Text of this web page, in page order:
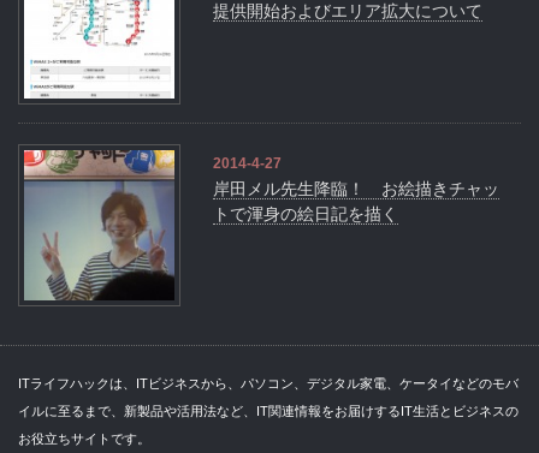
提供開始およびエリア拡大について
2014-4-27
岸田メル先生降臨！ お絵描きチャッ
トで渾身の絵日記を描く
ITライフハックは、ITビジネスから、パソコン、デジタル家電、ケータイなどのモバ
イルに至るまで、新製品や活用法など、IT関連情報をお届けするIT生活とビジネスの
お役立ちサイトです。